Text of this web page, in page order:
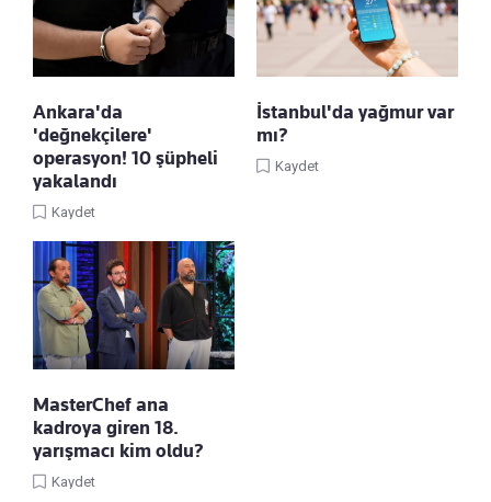
Ankara'da
'değnekçilere'
operasyon! 10 şüpheli
yakalandı
Kaydet
İstanbul'da yağmur var
mı?
Kaydet
MasterChef ana
kadroya giren 18.
yarışmacı kim oldu?
Kaydet